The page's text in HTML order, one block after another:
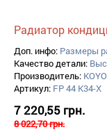
Радиатор
Доп. инфо: Размеры
Качество детали:
Производитель:
Артикул: FP 44 K34-X
7 220,55 грн.
8 022,70 грн.